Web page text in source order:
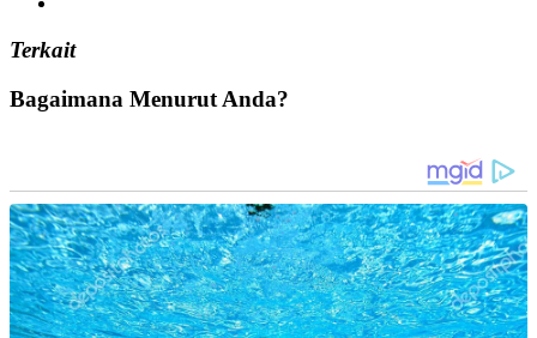
Terkait
Bagaimana Menurut Anda?